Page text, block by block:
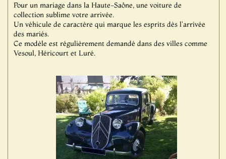
Pour un mariage dans la Haute-Saône, une voiture de
collection sublime votre arrivée.
Un véhicule de caractère qui marque les esprits dès l'arrivée
des mariés.
Ce modèle est régulièrement demandé dans des villes comme
Vesoul, Héricourt et Luré.